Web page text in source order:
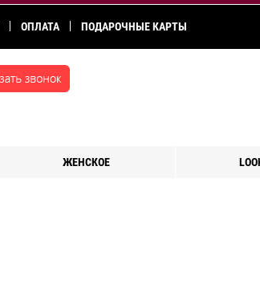
ОПЛАТА ПОДАРОЧНЫЕ КАРТЫ
ЖЕНСКОЕ